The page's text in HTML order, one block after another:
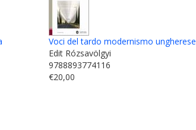
Voci del tardo modernismo ungherese
Edit Rózsavölgyi
9788893774116
€20,00